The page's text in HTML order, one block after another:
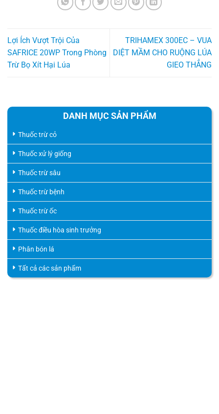
Lợi Ích Vượt Trội Của
SAFRICE 20WP Trong Phòng
Trừ Bọ Xít Hại Lúa
TRIHAMEX 300EC – VUA
DIỆT MẦM CHO RUỘNG LÚA
GIEO THẲNG
DANH MỤC SẢN PHẨM
Thuốc trừ cỏ
Thuốc xử lý giống
Thuốc trừ sâu
Thuốc trừ bệnh
Thuốc trừ ốc
Thuốc điều hòa sinh trưởng
Phân bón lá
Tất cả các sản phẩm